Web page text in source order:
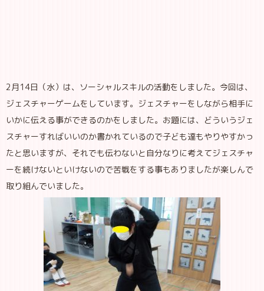
2月14日（水）は、ソーシャルスキルの活動をしました。今回は、
ジェスチャーゲームをしています。ジェスチャーをしながら相手に
いかに伝える事ができるのかをしました。お題には、どういうジェ
スチャーすればいいのか書かれているので子ども達もやりやすかっ
たと思いますが、それでも伝わないと自分なりに考えてジェスチャ
ーを続けないといけないので苦戦をする事もありましたが楽しんで
取り組んでいました。